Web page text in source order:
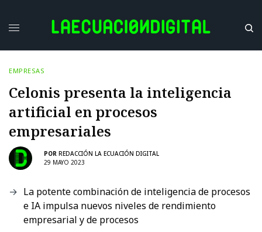
EMPRESAS
Celonis presenta la inteligencia
artificial en procesos
empresariales
POR REDACCIÓN LA ECUACIÓN DIGITAL
29 MAYO 2023
La potente combinación de inteligencia de procesos
e IA impulsa nuevos niveles de rendimiento
empresarial y de procesos